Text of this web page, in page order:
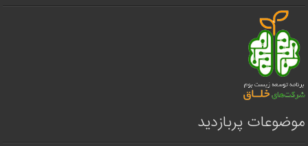
موضوعات پربازدید